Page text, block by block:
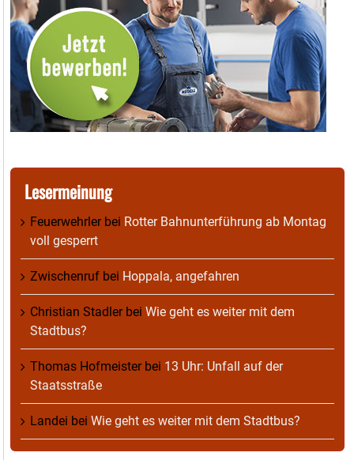
Lesermeinung
Feuerwehrlerbei Rotter Bahnunterführung ab Montag
voll gesperrt
Zwischenruf bei Hoppala, angefahren
Christian Stadlerbei Wie geht es weiter mit dem
Stadtbus?
Thomas Hofmeisterbei 13 Uhr: Unfall auf der
Staatsstraße
Landei bei Wie geht es weiter mit dem Stadtbus?